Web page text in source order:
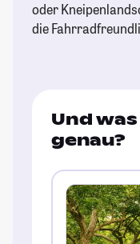
oder
die
Und
genau?